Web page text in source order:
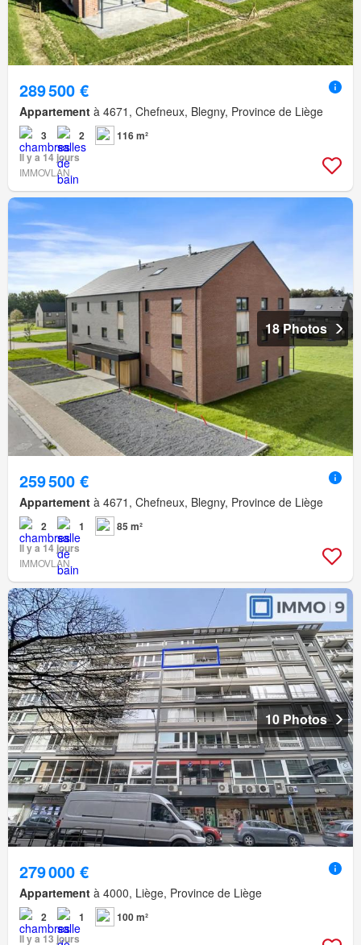
289 500 €
Appartement à 4671, Chefneux, Blegny, Province de Liège
3 2
116 m²
Il y a 14 jours
IMMOVLAN
18 Photos
259 500 €
Appartement à 4671, Chefneux, Blegny, Province de Liège
2 1
85 m²
Il y a 14 jours
IMMOVLAN
10 Photos
279 000 €
Appartement à 4000, Liège, Province de Liège
2 1
100 m²
Il y a 13 jours